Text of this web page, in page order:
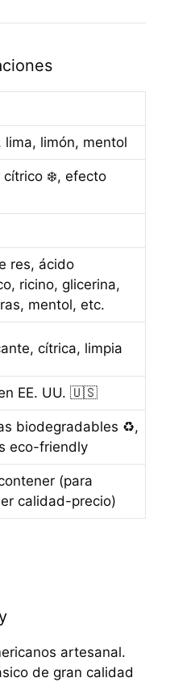
lima, limón, mentol
cítrico ❄️, efecto
res, ácido
ricino, glicerina,
mentol, etc.
cítrica, limpia
EE. UU. 🇺🇸
biodegradables ♻️,
eco-friendly
(para
calidad-precio)
artesanal.
de gran calidad